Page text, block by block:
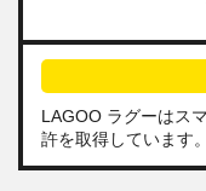
LAGOO ラグーはス
許を取得しています。